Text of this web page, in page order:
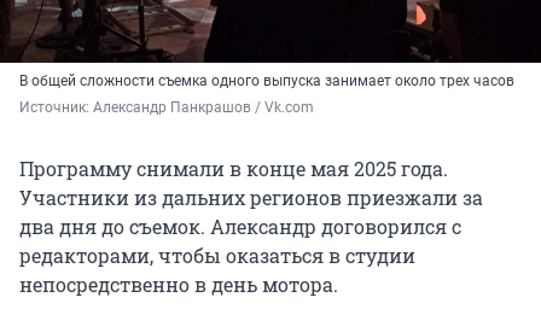
В общей сложности съемка одного выпуска занимает около трех часов
Источник: Александр Панкрашов / Vk.com
Программу снимали в конце мая 2025 года.
Участники из дальних регионов приезжали за
два дня до съемок. Александр договорился с
редакторами, чтобы оказаться в студии
непосредственно в день мотора.